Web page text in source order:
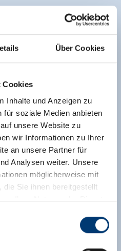
Über Cookies
Cookies
Inhalte und Anzeigen zu
für soziale Medien anbieten
unsere Website zu
wir Informationen zu Ihrer
an unsere Partner für
Analysen weiter. Unsere
möglicherweise mit
Sie ihnen bereitgestellt
Ihrer Nutzung der Dienste